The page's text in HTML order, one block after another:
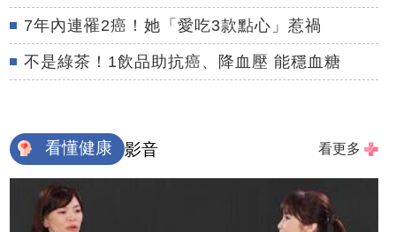
7年內連罹2癌！她「愛吃3款點心」惹禍
不是綠茶！1飲品助抗癌、降血壓 能穩血糖
看懂健康 影音 看更多